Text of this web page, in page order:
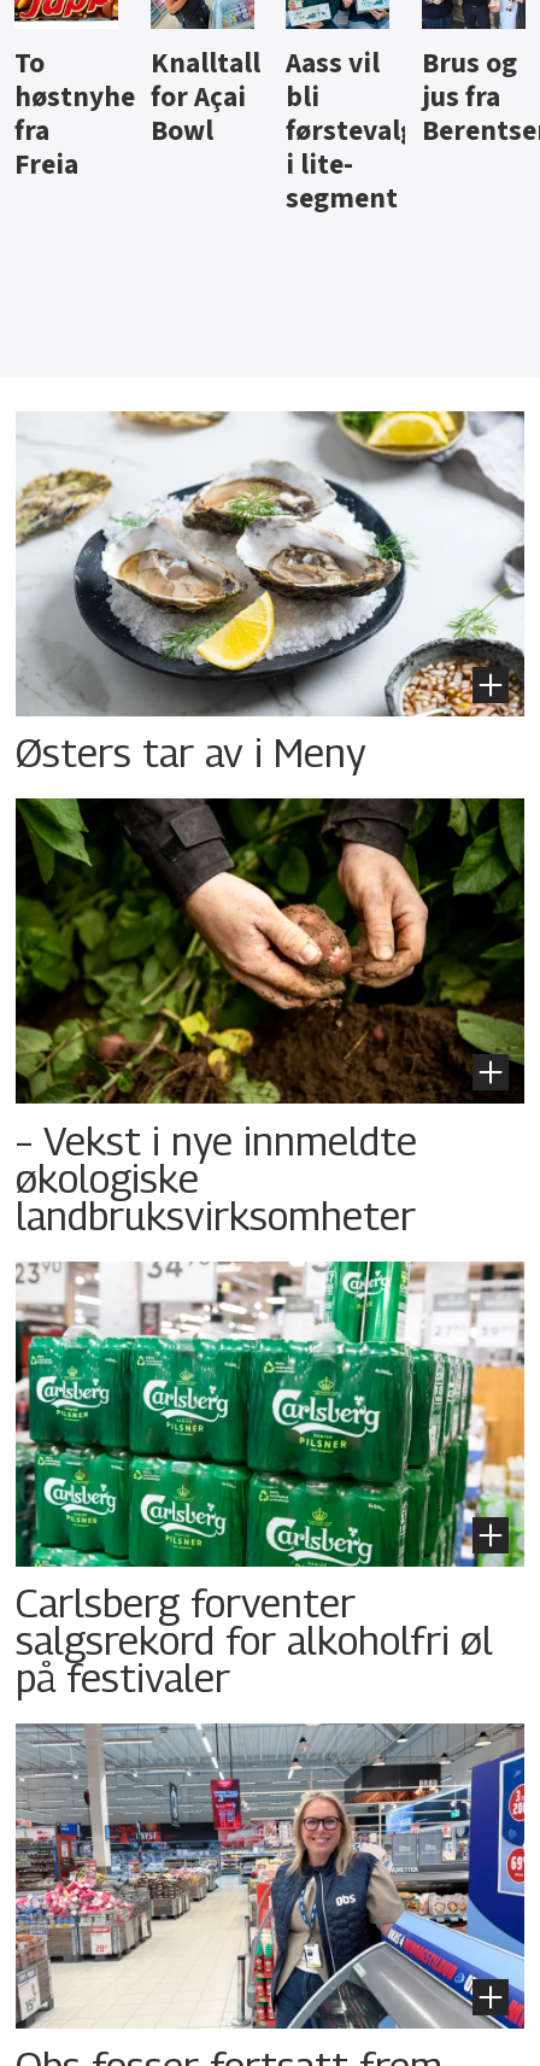
Knalltall
for Açai
Bowl
Aass vil
bli
førstevalg
Brus og
jus fra
Berentsen
Hard
iste fra
Hansa
Østers tar av i Meny
– Vekst i nye innmeldte
økologiske
landbruksvirksomheter
Carlsberg forventer
salgsrekord for alkoholfri øl
på festivaler